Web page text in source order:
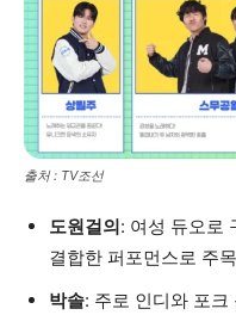
출처 : TV조선
도원걸의: 여성 듀오로
결합한 퍼포먼스로 주
박솔: 주로 인디와 포